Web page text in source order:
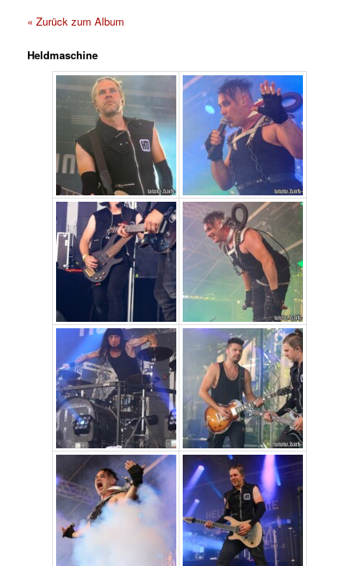
« Zurück zum Album
Heldmaschine